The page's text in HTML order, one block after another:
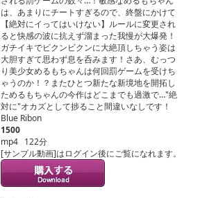
は、あまりにチートすぎるので、終盤にかけて
【絶対にイってはいけない】ルールに変更され
ると快感の波に抗えず溜まった我慢が大爆発！
ガチイキでビクンビクンに大絶頂しちゃう姿は
大胆すぎて思わず息を呑みます！さあ、むっつ
り美少女めるもちゃんは何回罰ゲームを受けち
ゃうのか！？またひとつ新たな新境地を開拓し
ためるもちゃんの今作はどこまでも過激で…"絶
対に"オカズとして捗ること間違いなしです！
Blue Ribon
1500
mp4 122分
[サンプル動画]はログイン後にご覧になれます。